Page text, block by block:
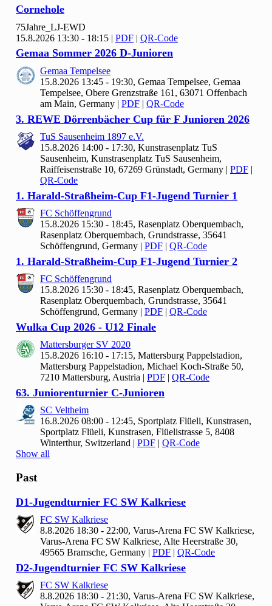
Cornehole
75Jahre_LJ-EWD
15.8.2026 13:30 - 18:15 | PDF | QR-Code
Gemaa Sommer 2026 D-Junioren
Gemaa Tempelsee
15.8.2026 13:45 - 19:30, Gemaa Tempelsee, Gemaa
Tempelsee, Obere Grenzstraße 161, 63071 Offenbach
am Main, Germany | PDF | QR-Code
3. REWE Dörrenbächer Cup für F Junioren 2026
TuS Sausenheim 1897 e.V.
15.8.2026 14:00 - 17:30, Kunstrasenplatz TuS
Sausenheim, Kunstrasenplatz TuS Sausenheim,
Raiffeisenstraße 10, 67269 Grünstadt, Germany | PDF |
QR-Code
1. Harald-Straßheim-Cup F1-Jugend Turnier 1
FC Schöffengrund
15.8.2026 15:30 - 18:45, Rasenplatz Oberquembach,
Rasenplatz Oberquembach, Grundstrasse, 35641
Schöffengrund, Germany | PDF | QR-Code
1. Harald-Straßheim-Cup F1-Jugend Turnier 2
FC Schöffengrund
15.8.2026 15:30 - 18:45, Rasenplatz Oberquembach,
Rasenplatz Oberquembach, Grundstrasse, 35641
Schöffengrund, Germany | PDF | QR-Code
Wulka Cup 2026 - U12 Finale
Mattersburger SV 2020
15.8.2026 16:10 - 17:15, Mattersburg Pappelstadion,
Mattersburg Pappelstadion, Michael Koch-Straße 50,
7210 Mattersburg, Austria | PDF | QR-Code
63. Juniorenturnier C-Junioren
SC Veltheim
16.8.2026 08:00 - 12:45, Sportplatz Flüeli, Kunstrasen,
Sportplatz Flüeli, Kunstrasen, Flüelistrasse 5, 8408
Winterthur, Switzerland | PDF | QR-Code
Show all
Past
D1-Jugendturnier FC SW Kalkriese
FC SW Kalkriese
8.8.2026 18:30 - 22:00, Varus-Arena FC SW Kalkriese,
Varus-Arena FC SW Kalkriese, Alte Heerstraße 30,
49565 Bramsche, Germany | PDF | QR-Code
D2-Jugendturnier FC SW Kalkriese
FC SW Kalkriese
8.8.2026 18:30 - 21:30, Varus-Arena FC SW Kalkriese,